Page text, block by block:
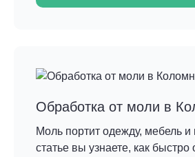
Обработка от моли в
Моль портит одежду, мебель и
статье вы узнаете, как быстро